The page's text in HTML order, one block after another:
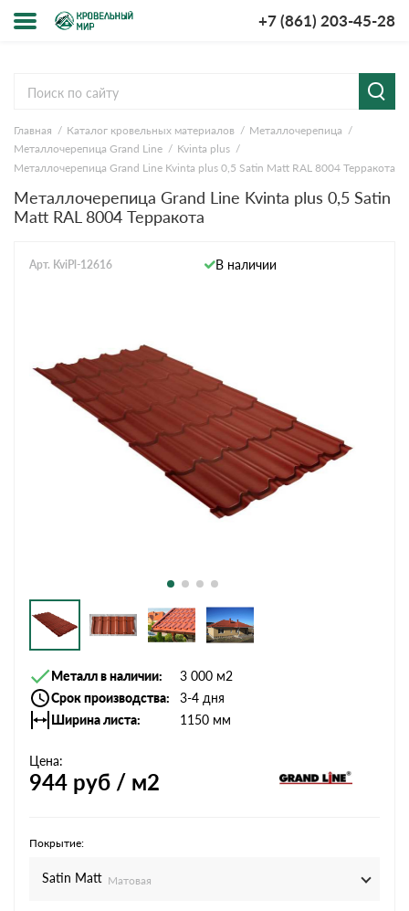
+7 (861) 203-45-28
компании
и оплата
Главная Каталог кровельных материалов
Металлочерепица
Металлочерепица Grand Line
Kvinta plus
Металлочерепица Grand Line Kvinta plus 0,5 Satin Мatt RAL 8004 Терракота
Металлочерепица Grand Line Kvinta plus 0,5 Satin
Мatt RAL 8004 Терракота
Арт. KviPl-12616 В наличии
Металл в наличии
3 000 м2
Срок производства
3-4 дня
Ширина листа
1150 мм
Цена:
944 руб / м2
Покрытие:
Satin Мatt Матовая